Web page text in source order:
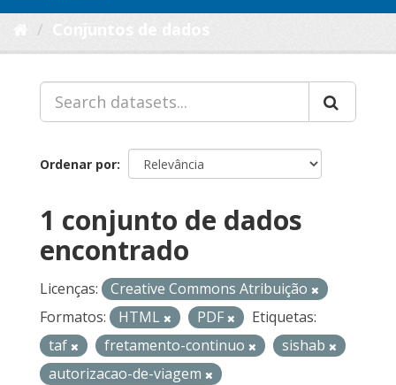
Ordenar por
1 conjunto de dados
encontrado
Licenças:
Creative Commons Atribuição
Formatos:
HTML PDF
Etiquetas:
taf
fretamento-continuo
sishab
autorizacao-de-viagem